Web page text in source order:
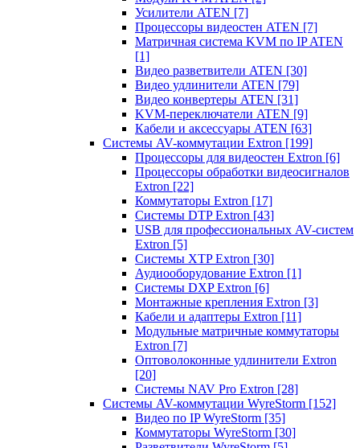
Усилители ATEN [7]
Процессоры видеостен ATEN [7]
Матричная система KVM по IP ATEN
[1]
Видео разветвители ATEN [30]
Видео удлинители ATEN [79]
Видео конвертеры ATEN [31]
KVM-переключатели ATEN [9]
Кабели и аксессуары ATEN [63]
Системы AV-коммутации Extron [199]
Процессоры для видеостен Extron [6]
Процессоры обработки видеосигналов
Extron [22]
Коммутаторы Extron [17]
Системы DTP Extron [43]
USB для профессиональных AV-систем
Extron [5]
Системы XTP Extron [30]
Аудиооборудование Extron [1]
Системы DXP Extron [6]
Монтажные крепления Extron [3]
Кабели и адаптеры Extron [11]
Модульные матричные коммутаторы
Extron [7]
Оптоволоконные удлинители Extron
[20]
Системы NAV Pro Extron [28]
Системы AV-коммутации WyreStorm [152]
Видео по IP WyreStorm [35]
Коммутаторы WyreStorm [30]